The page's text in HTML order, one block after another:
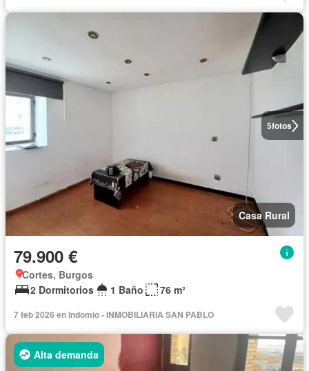
5fotos
Casa Rural
79.900 €
Cortes, Burgos
2 Dormitorios
1 Baño 76 m²
7 feb 2026 en Indomio - INMOBILIARIA SAN PABLO
Alta demanda